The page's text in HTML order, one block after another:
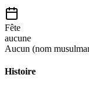
Fête
aucune
Aucun (nom
Histoire